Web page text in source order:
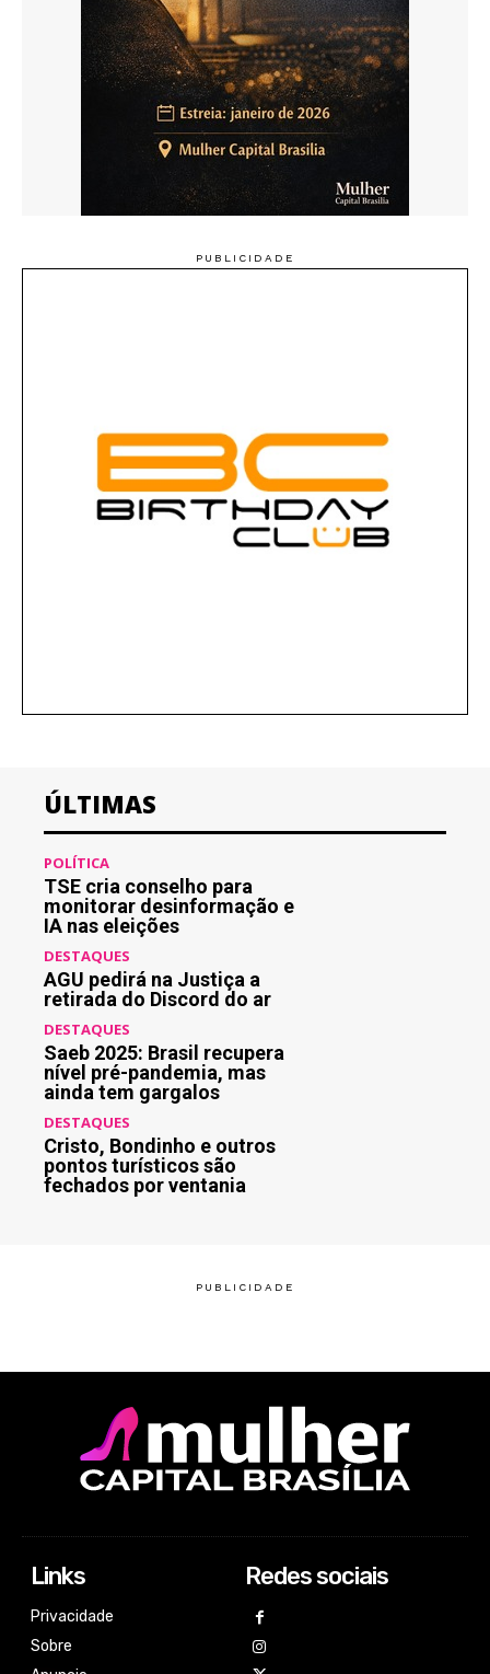
ÚLTIMAS
POLÍTICA
TSE cria conselho para
monitorar desinformação e
IA nas eleições
DESTAQUES
AGU pedirá na Justiça a
retirada do Discord do ar
DESTAQUES
Saeb 2025: Brasil recupera
nível pré-pandemia, mas
ainda tem gargalos
DESTAQUES
Cristo, Bondinho e outros
pontos turísticos são
fechados por ventania
Links
Privacidade
Sobre
Redes sociais